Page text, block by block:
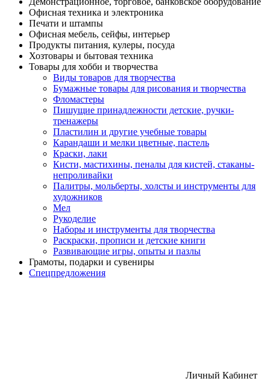
Офисная техника и электроника
Печати и штампы
Офисная мебель, сейфы, интерьер
Продукты питания, кулеры, посуда
Хозтовары и бытовая техника
Товары для хобби и творчества
Виды товаров для творчества
Бумажные товары для рисования и творчества
Фломастеры
Пишущие принадлежности детские, ручки-
тренажеры
Пластилин и другие учебные товары
Карандаши и мелки цветные, пастель
Краски, лаки
Кисти, мастихины, пеналы для кистей, стаканы-
непроливайки
Палитры, мольберты, холсты и инструменты для
художников
Мел
Рукоделие
Наборы и инструменты для творчества
Раскраски, прописи и детские книги
Развивающие игры, опыты и пазлы
Грамоты, подарки и сувениры
Спецпредложения
Личный Кабинет